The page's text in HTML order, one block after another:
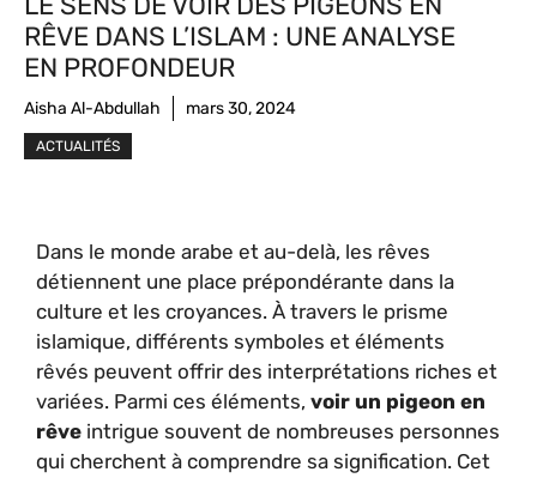
RÊVE DANS L’ISLAM : UNE ANALYSE
EN PROFONDEUR
Aisha Al-Abdullah mars 30, 2024
ACTUALITÉS
Dans le monde arabe et au-delà, les rêves
détiennent une place prépondérante dans la
culture et les croyances. À travers le prisme
islamique, différents symboles et éléments
rêvés peuvent offrir des interprétations riches et
variées. Parmi ces éléments, voir un pigeon en
rêve intrigue souvent de nombreuses personnes
qui cherchent à comprendre sa signification. Cet